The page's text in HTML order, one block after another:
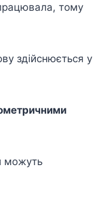
тому
здійснюється у
можуть